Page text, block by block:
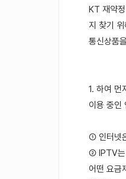
KT 재약
지 찾기
통신상품
1. 하여 먼
이용 중인
① 인터넷
② IPTV는
어떤 요금